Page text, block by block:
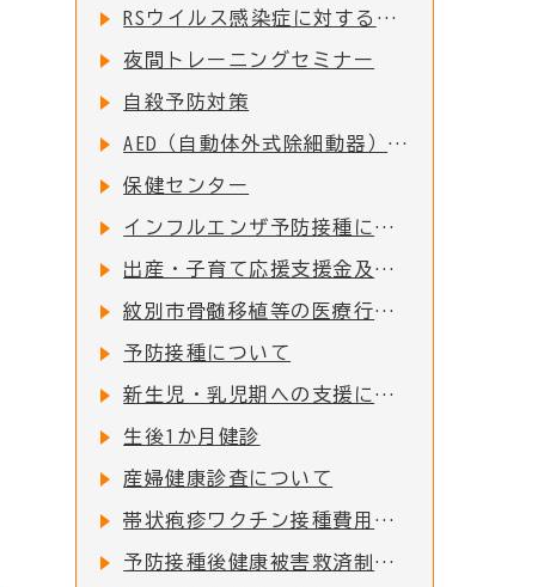
RSウイルス感染症に対する母子免疫ワクチンの定期接種の実施について
夜間トレーニングセミナー
自殺予防対策
AED（自動体外式除細動器）配置施設一覧
保健センター
インフルエンザ予防接種について
出産・子育て応援支援金及び出産・子育て応援ギフト(妊婦支援給付)について
紋別市骨髄移植等の医療行為により免疫を失った者に対する予防接種費用助成
予防接種について
新生児・乳児期への支援について
生後1か月健診
産婦健康診査について
帯状疱疹ワクチン接種費用の一部助成について
予防接種後健康被害救済制度について